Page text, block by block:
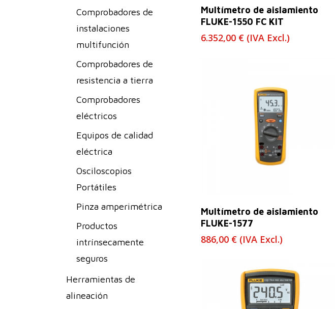
Comprobadores de
instalaciones
multifunción
Comprobadores de
resistencia a tierra
Comprobadores
eléctricos
Equipos de calidad
eléctrica
Osciloscopios
Portátiles
Pinza amperimétrica
Productos
intrínsecamente
seguros
Herramientas de
alineación
Leer Más
Multímetro de aislamiento
FLUKE-1550 FC KIT
6.352,00 € (IVA Excl.)
Leer Más
Multímetro de aislamiento
FLUKE-1577
886,00 € (IVA Excl.)